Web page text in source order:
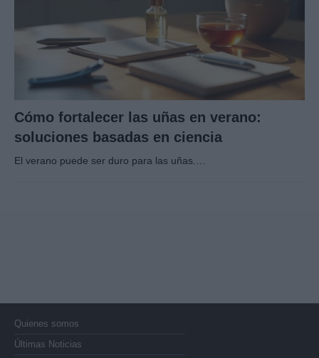
Cómo fortalecer las uñas en verano:
soluciones basadas en ciencia
El verano puede ser duro para las uñas.…
Quienes somos
Últimas Noticias